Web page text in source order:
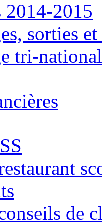
2014-2015
sorties
tri-national
de